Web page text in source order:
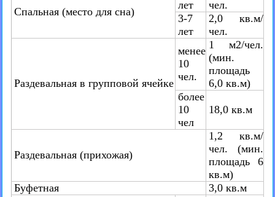
Спальная (место для сна)
лет
чел.
3-7
лет
2,0 кв.м/
чел.
Раздевальная в групповой ячейке
менее
10
чел.
1 м2/чел.
(мин.
площадь
6,0 кв.м)
более
10
чел
18,0 кв.м
Раздевальная (прихожая)
1,2 кв.м/
чел. (мин.
площадь 6
кв.м)
Буфетная
3,0 кв.м